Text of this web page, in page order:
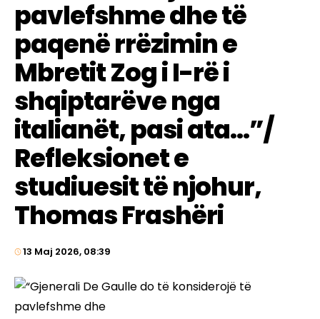
pavlefshme dhe të
paqenë rrëzimin e
Mbretit Zog i I-rë i
shqiptarëve nga
italianët, pasi ata…”/
Refleksionet e
studiuesit të njohur,
Thomas Frashëri
13 Maj 2026, 08:39